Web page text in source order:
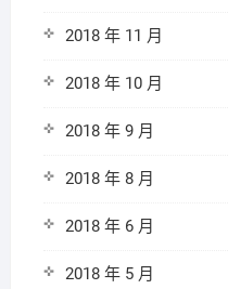
2018 年 11 月
2018 年 10 月
2018 年 9 月
2018 年 8 月
2018 年 6 月
2018 年 5 月